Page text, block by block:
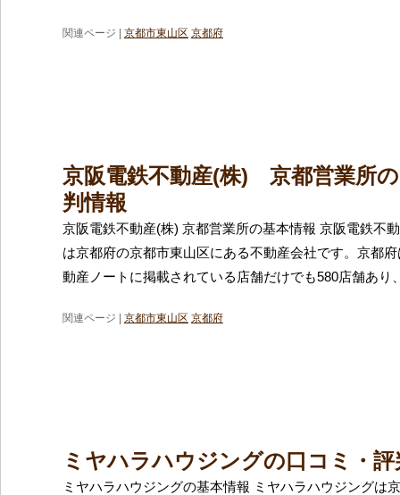
関連ページ | 京都市東山区 京都府
京阪電鉄不動産(株) 京都営業所
判情報
京阪電鉄不動産(株) 京都営業所の基本情報 京阪電鉄不
は京都府の京都市東山区にある不動産会社です。京都
動産ノートに掲載されている店舗だけでも580店舗あり
関連ページ | 京都市東山区 京都府
ミヤハラハウジングの口コミ・評
ミヤハラハウジングの基本情報 ミヤハラハウジングは